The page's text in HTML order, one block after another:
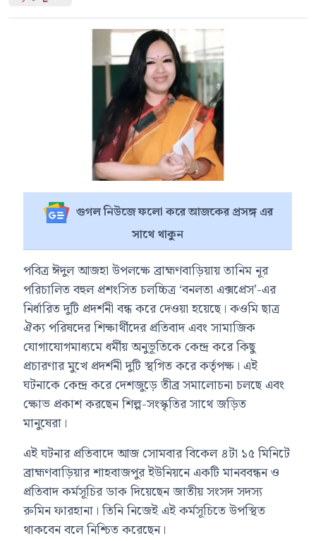
গুগল নিউজে ফলো করে আজকের প্রসঙ্গ এর
সাথে থাকুন
পবিত্র ঈদুল আজহা উপলক্ষে ব্রাহ্মণবাড়িয়ায় তানিম নূর
পরিচালিত বহুল প্রশংসিত চলচ্চিত্র ‘বনলতা এক্সপ্রেস’-এর
নির্ধারিত দুটি প্রদর্শনী বন্ধ করে দেওয়া হয়েছে। কওমি ছাত্র
ঐক্য পরিষদের শিক্ষার্থীদের প্রতিবাদ এবং সামাজিক
যোগাযোগমাধ্যমে ধর্মীয় অনুভূতিকে কেন্দ্র করে কিছু
প্রচারণার মুখে প্রদর্শনী দুটি স্থগিত করে কর্তৃপক্ষ। এই
ঘটনাকে কেন্দ্র করে দেশজুড়ে তীব্র সমালোচনা চলছে এবং
ক্ষোভ প্রকাশ করছেন শিল্প-সংস্কৃতির সাথে জড়িত
মানুষেরা।
এই ঘটনার প্রতিবাদে আজ সোমবার বিকেল ৪টা ১৫ মিনিটে
ব্রাহ্মণবাড়িয়ার শাহবাজপুর ইউনিয়নে একটি মানববন্ধন ও
প্রতিবাদ কর্মসূচির ডাক দিয়েছেন জাতীয় সংসদ সদস্য
রুমিন ফারহানা। তিনি নিজেই এই কর্মসূচিতে উপস্থিত
থাকবেন বলে নিশ্চিত করেছেন।